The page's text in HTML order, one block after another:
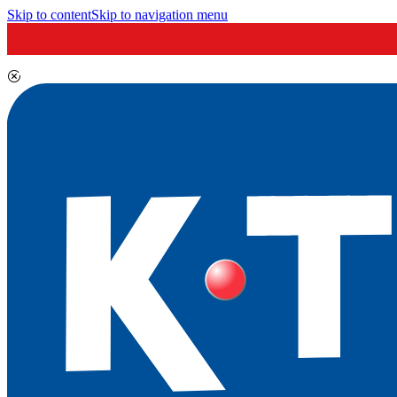
Skip to contentSkip to navigation menu